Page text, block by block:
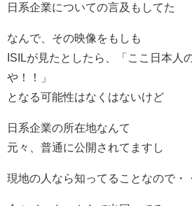
日系企業についての言及もしてた
なんで、その映像をもしも
ISILが見たとしたら、「ここ日本人
や！！」
となる可能性はなくはないけど
日系企業の所在地なんて
元々、普通に公開されてますし
現地の人なら知ってることなので・